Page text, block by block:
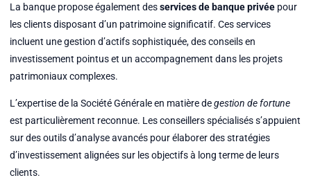
La banque propose également desservices de banque privéepour
les clients disposant d’un patrimoine significatif. Ces services
incluent une gestion d’actifs sophistiquée, des conseils en
investissement pointus et un accompagnement dans les projets
patrimoniaux complexes.
L’expertise de la Société Générale en matière degestion de fortune
est particulièrement reconnue. Les conseillers spécialisés s’appuient
sur des outils d’analyse avancés pour élaborer des stratégies
d’investissement alignées sur les objectifs à long terme de leurs
clients.